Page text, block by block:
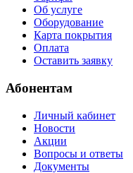
Об услуге
Оборудование
Карта покрытия
Оплата
Оставить заявку
Абонентам
Личный кабинет
Новости
Акции
Вопросы и ответы
Документы